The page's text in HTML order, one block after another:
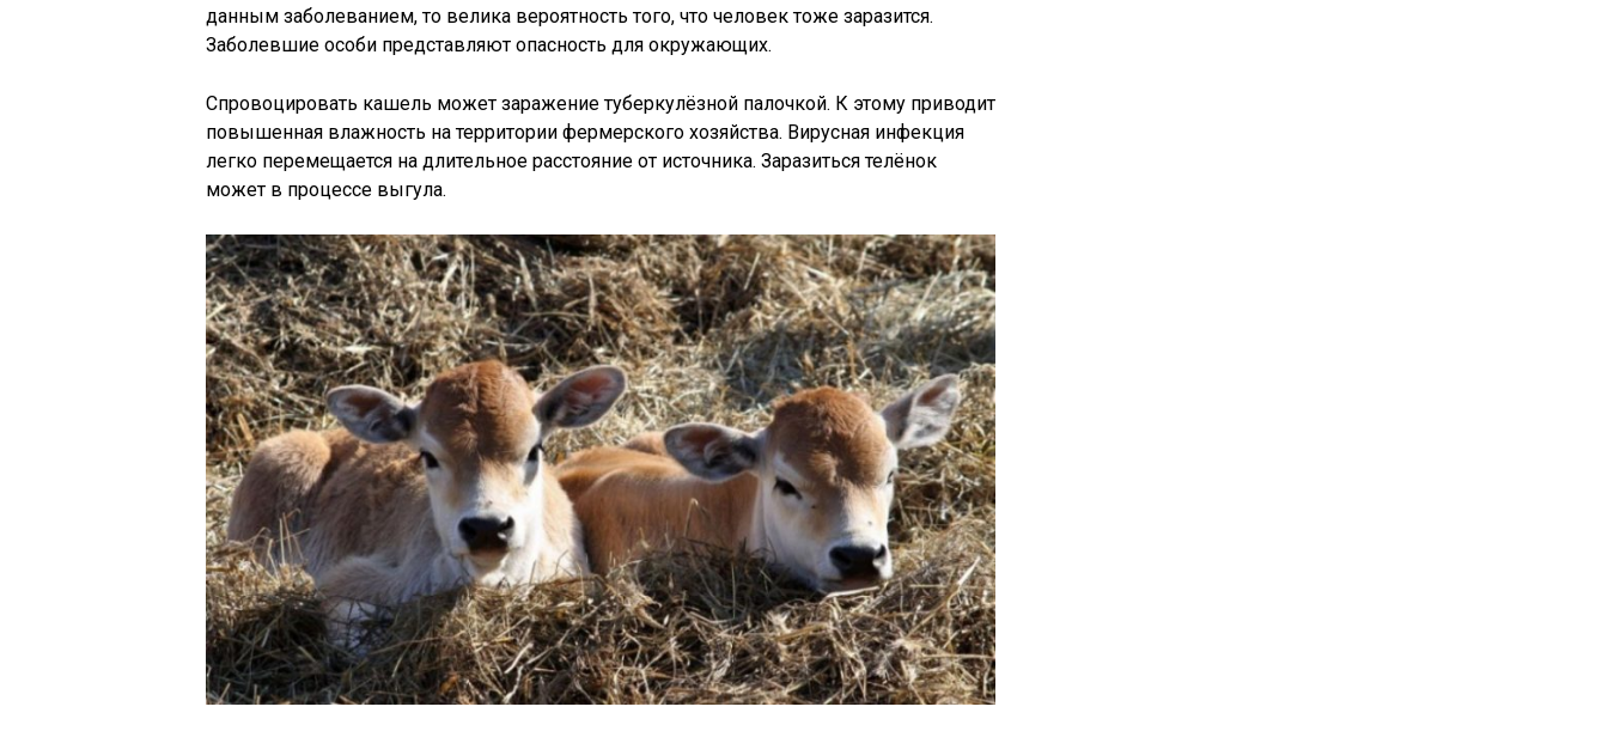
данным заболеванием, то велика вероятность того, что человек тоже заразится.
Заболевшие особи представляют опасность для окружающих.
Спровоцировать кашель может заражение туберкулёзной палочкой. К этому приводит
повышенная влажность на территории фермерского хозяйства. Вирусная инфекция
легко перемещается на длительное расстояние от источника. Заразиться телёнок
может в процессе выгула.